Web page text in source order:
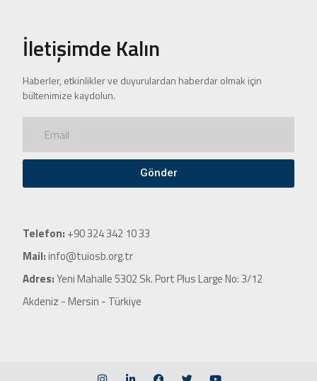
İletişimde Kalın
Haberler, etkinlikler ve duyurulardan haberdar olmak için
bültenimize kaydolun.
Gönder
Telefon: +90 324 342 10 33
Mail:info@tuiosb.org.tr
Adres:Yeni Mahalle 5302 Sk. Port Plus Large No: 3/12
Akdeniz - Mersin - Türkiye